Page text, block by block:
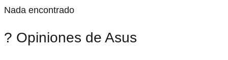
Nada encontrado
? Opiniones de Asus